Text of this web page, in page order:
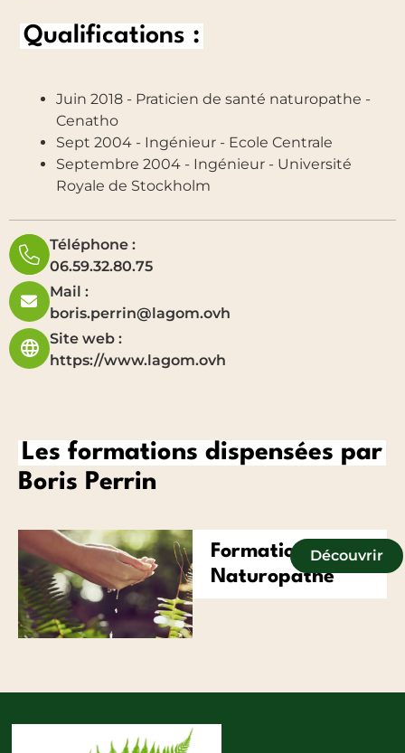
Qualifications :
Juin 2018 - Praticien de santé naturopathe -
Cenatho
Sept 2004 - Ingénieur - Ecole Centrale
Septembre 2004 - Ingénieur - Université
Royale de Stockholm
Téléphone :
06.59.32.80.75
Mail :
boris.perrin@lagom.ovh
Site web :
https://www.lagom.ovh
Les formations dispensées par
Boris Perrin
Formation
Naturopathe
Découvrir